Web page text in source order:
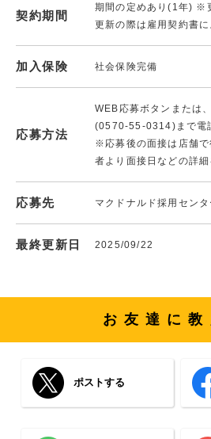
契約期間
期間の定めあり(1年) ※
更新の際は雇用契約書に
加入保険 社会保険完備
応募方法
WEB応募ボタンまたは
(0570-55-0314)まで電
※応募後の面接は店舗で
者より面接日などの詳細
応募先 マクドナルド採用センタ
最終更新日 2025/09/22
お友達に教
ポストする